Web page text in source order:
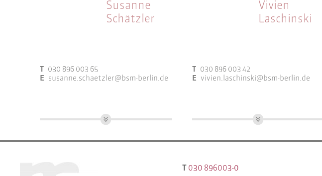
Bauleitplanung
Susanne
Schätzler
T
030 896 003 65
E
susanne.schaetzler@bsm-berlin.de
M.Sc. Stadt- und Regionalplanung
Arbeitsfelder:
Vivien
Laschinski
T
030 896 003 42
E
vivien.laschinski@bsm-berlin.de
M.Sc. Stadt- und Regionalplanung
Arbeitsfelder:
Gutachten & Fachkonzepte
030 896003-0